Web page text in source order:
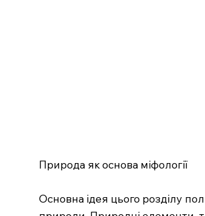
Природа як основа міфології
Основна ідея цього розділу